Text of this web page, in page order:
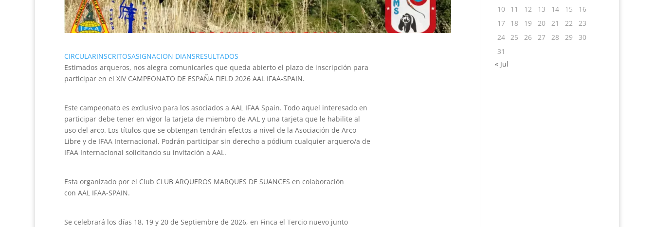
CIRCULARINSCRITOSASIGNACION DIANSRESULTADOS
Estimados arqueros, nos alegra comunicarles que queda abierto el plazo de inscripción para
participar en el XIV CAMPEONATO DE ESPAÑA FIELD 2026 AAL IFAA-SPAIN.
Este campeonato es exclusivo para los asociados a AAL IFAA Spain. Todo aquel interesado en
participar debe tener en vigor la tarjeta de miembro de AAL y una tarjeta que le habilite al
uso del arco. Los títulos que se obtengan tendrán efectos a nivel de la Asociación de Arco
Libre y de IFAA Internacional. Podrán participar sin derecho a pódium cualquier arquero/a de
IFAA Internacional solicitando su invitación a AAL.
Esta organizado por el Club CLUB ARQUEROS MARQUES DE SUANCES en colaboración
con AAL IFAA-SPAIN.
Se celebrará los días 18, 19 y 20 de Septiembre de 2026, en Finca el Tercio nuevo junto
10
11 12 13 14 15
16
17
18 19 20 21 22
23
24 25 26 27 28 29
30
31
« Jul